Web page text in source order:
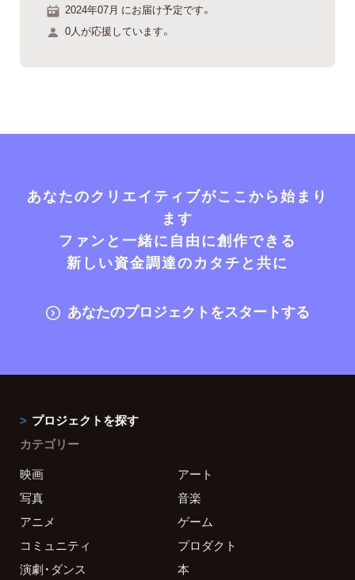
2024年07月 にお届け予定です。
0人が応援しています。
あなたのクリエイティブがここから始まり
ます
ファンと一緒に自由に創作できる
新しい資金調達のカタチと共に
あなたのプロジェクトをスタートする
プロジェクトを探す
カテゴリー
映画
アート
写真
音楽
アニメ
ゲーム
コミュニティ
プロダクト
演劇・ダンス
本